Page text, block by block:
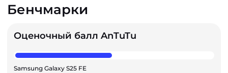
Бенчмарки
Оценочный балл AnTuTu
Samsung Galaxy S25 FE